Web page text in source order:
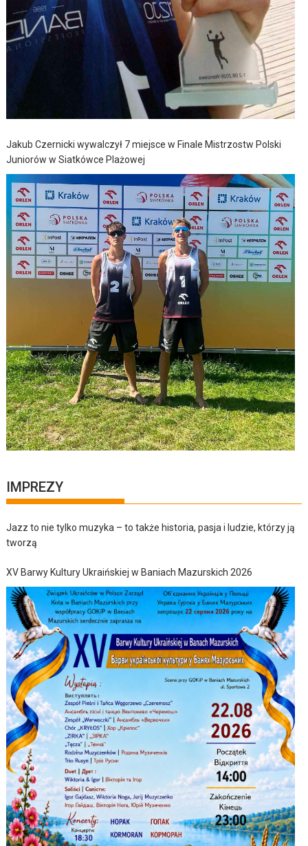
Jakub Czernicki wywalczył 7 miejsce w Finale Mistrzostw Polski
Juniorów w Siatkówce Plażowej
IMPREZY
Jazz to nie tylko muzyka – to także historia, pasja i ludzie, którzy ją
tworzą
XV Barwy Kultury Ukraińskiej w Baniach Mazurskich 2026